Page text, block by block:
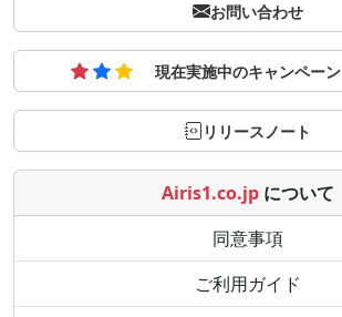
お問い合わせ
現在実施中のキャンペーン
リリースノート
Airis1.co.jp について
同意事項
ご利用ガイド